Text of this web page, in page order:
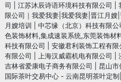
司
江苏沐辰诗语环境科技有限公司
限公司｜我爱我妻|我爱我妻|晋江月
月嫂培训
中芯缘（北京）科技有限公
色装饰材料,集成速装系统,东莞装饰材
科技有限公司
安徽君利装饰工程有限
有限公司
上海汉威霸机电有限公司
吉林省爱康电子商务有限公司
昆山市
国际茶叶交易中心 - 云南昆明茶叶定